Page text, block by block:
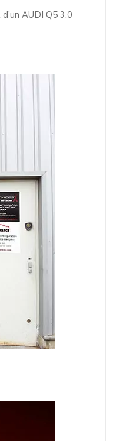
AUDI Q5 3.0